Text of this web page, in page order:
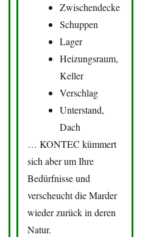
Zwischendecke
Schuppen
Lager
Heizungsraum,
Keller
Verschlag
Unterstand,
Dach
… KONTEC kümmert
sich aber um Ihre
Bedürfnisse und
verscheucht die Marder
wieder zurück in deren
Natur.